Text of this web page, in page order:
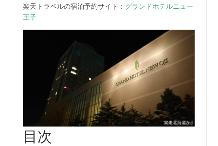
楽天トラベルの宿泊予約サイト： グランドホテルニュー
王子
目次